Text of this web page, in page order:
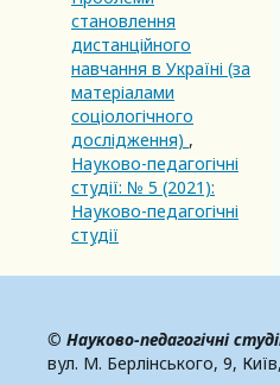
становлення
дистанційного
навчання в Україні (за
матеріалами
соціологічного
дослідження) ,
Науково-педагогічні
студії: № 5 (2021):
Науково-педагогічні
студії
© Науково-педагогічні
вул. М. Берлінського, 9,